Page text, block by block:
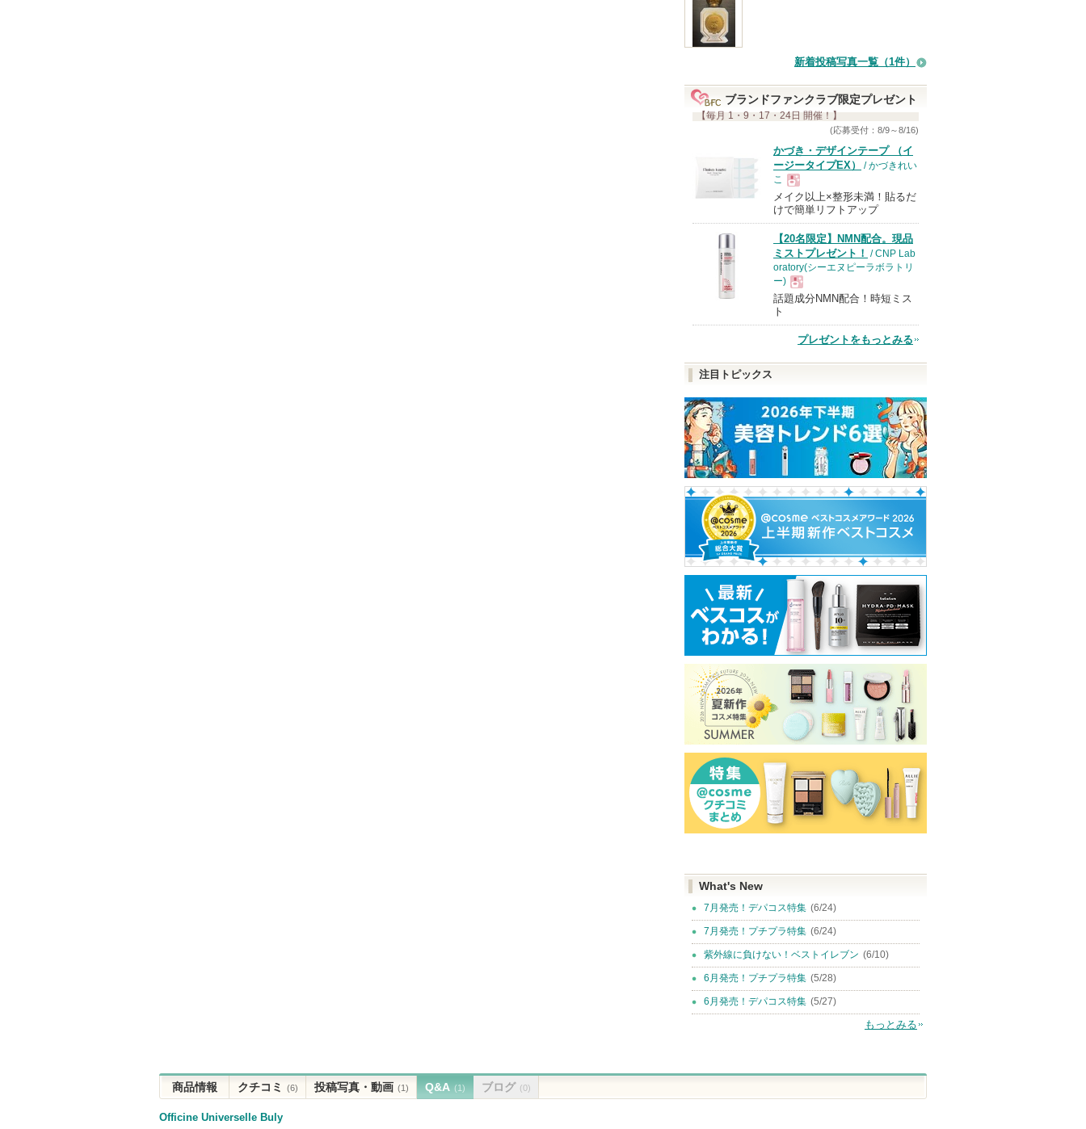
登
録
さ
て
い
す
新着投稿写真一覧（1件）
ブランドファンクラブ限定プレゼント
【毎月 1・9・17・24日 開催！】
(応募受付：8/9～8/16)
かづき・デザインテープ （イ
ージータイプEX）
/ かづきれい
こ
現
品
メイク以上×整形未満！貼るだ
けで簡単リフトアップ
【20名限定】NMN配合。現品
ミストプレゼント！ / CNP Lab
oratory(シーエヌピーラボラトリ
ー)
現
話題成分NMN配合！時短ミス
ト
プレゼントをもっとみる
注目トピックス
What's New
7月発売！デパコス特集 (6/24)
7月発売！プチプラ特集 (6/24)
紫外線に負けない！ベストイレブン (6/10)
6月発売！プチプラ特集 (5/28)
6月発売！デパコス特集 (5/27)
もっとみる
商品情報 クチコミ (6) 投稿写真・動画 (1) Q&A (1) ブログ (0)
Officine Universelle Buly